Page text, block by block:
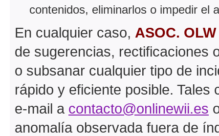
contenidos, eliminarlos o impedir el
En cualquier caso, ASOC. OLW
de sugerencias, rectificaciones
o subsanar cualquier tipo de
rápido y eficiente posible.
e-mail a contacto@onlinewii.es
anomalía observada fuera de